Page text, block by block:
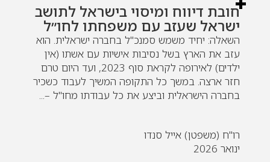
חובת דיווח ומיסוי בישראל לתושב
ישראל שעזב עם משפחתו לחו״ל
השאלה: יחיד משמש סמנכ"ל בחברה ישראלית. הוא
עזב את הארץ בשל נסיבות אישיות עם אשתו (אין
ילדים) לאירופה לקראת סוף 2023, ועד היום טרם
חזר ארצה. במשך כל התקופה המשיך לעבוד כשכיר
בחברה הישראלית וביצע את כל עבודתו מחו"ל –...
רו"ח (משפטן) אייל סנדו
ינואר 2026